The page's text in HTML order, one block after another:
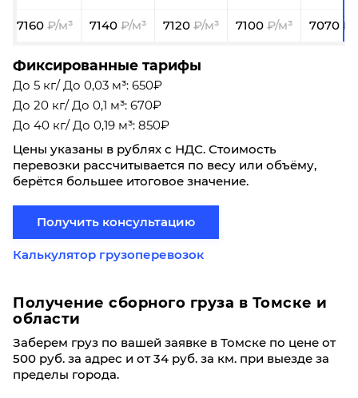
7160 7140 7120 7100 7070
Фиксированные тарифы
До 5 кг/ До 0,03 м³: 650₽
До 20 кг/ До 0,1 м³: 670₽
До 40 кг/ До 0,19 м³: 850₽
Цены указаны в рублях с НДС. Стоимость
перевозки рассчитывается по весу или объёму,
берётся большее итоговое значение.
Получить консультацию
Калькулятор грузоперевозок
Получение сборного груза в Томске и
области
Заберем груз по вашей заявке в Томске по цене от
500 руб. за адрес и от 34 руб. за км. при выезде за
пределы города.